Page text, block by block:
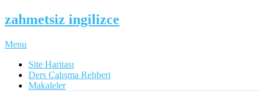
zahmetsiz ingilizce
Menu
Site Haritası
Ders Çalışma Rehberi
Makaleler